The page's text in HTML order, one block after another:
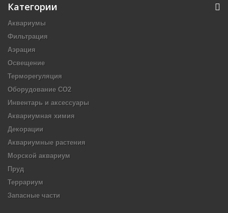
Категории
Аквариумы
Фильтрация
Аэрация
Освещение
Терморегуляция
Оборудование CO2
Инвентарь и аксессуары
Аквариумная химия
Декорации
Аквариумные растения
Морской аквариум
Пруд
Террариум
Запасные части